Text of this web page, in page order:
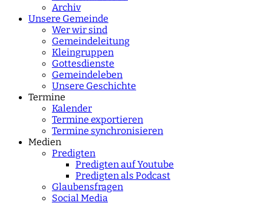
Archiv
Unsere Gemeinde
Wer wir sind
Gemeindeleitung
Kleingruppen
Gottesdienste
Gemeindeleben
Unsere Geschichte
Termine
Kalender
Termine exportieren
Termine synchronisieren
Medien
Predigten
Predigten auf Youtube
Predigten als Podcast
Glaubensfragen
Social Media